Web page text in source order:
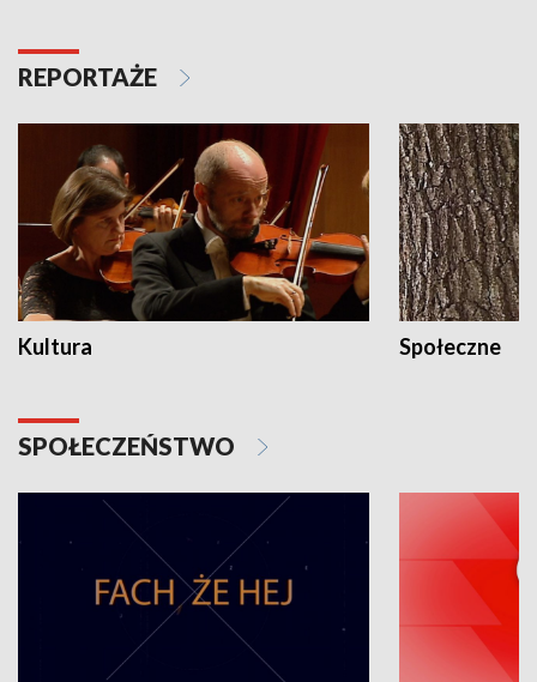
REPORTAŻE
Kultura Społeczne
SPOŁECZEŃSTWO